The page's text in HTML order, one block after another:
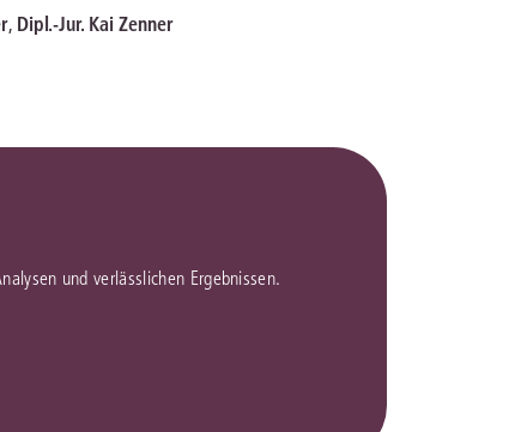
, Dipl.-Jur. Kai Zenner
und verlässlichen Ergebnissen.